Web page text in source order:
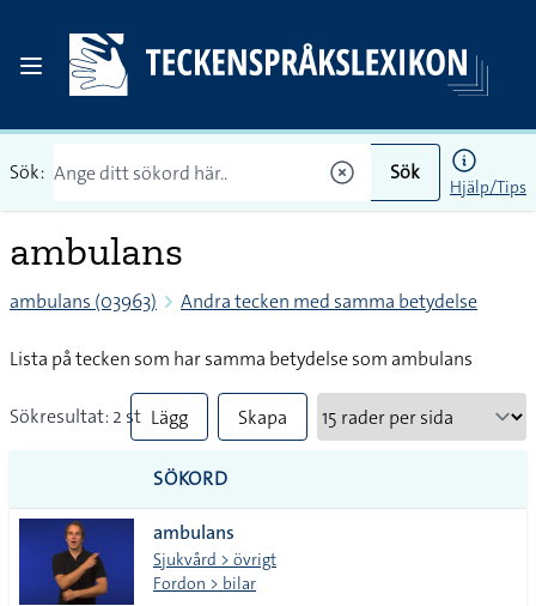
Sök: Sök
Hjälp/Tips
ambulans
ambulans (03963) Andra tecken med samma betydelse
Lista på tecken som har samma betydelse som ambulans
Sökresultat: 2 st Lägg
till
alla i
lista
Skapa
SÖKORD
ambulans
Sjukvård > övrigt
Fordon > bilar